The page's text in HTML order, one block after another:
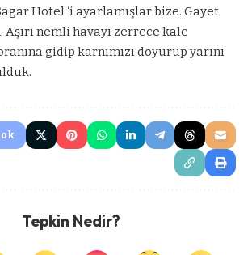
Hotel ‘i ayarlamışlar bize. Gayet
nemli havayı zerrece kale
gidip karnımızı doyurup yarını
Tepkin Nedir?